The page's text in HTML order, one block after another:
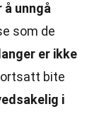
unngå
som de
er ikke
bite
i